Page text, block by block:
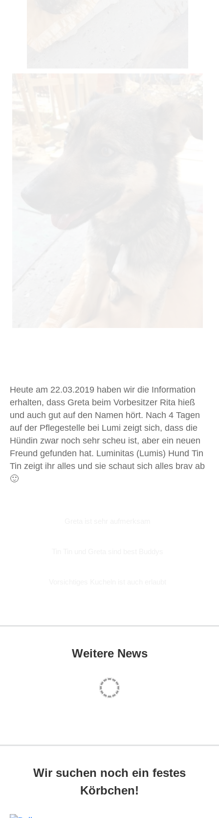
Heute am 22.03.2019 haben wir die Information
erhalten, dass Greta beim Vorbesitzer Rita hieß
und auch gut auf den Namen hört. Nach 4 Tagen
auf der Pflegestelle bei Lumi zeigt sich, dass die
Hündin zwar noch sehr scheu ist, aber ein neuen
Freund gefunden hat. Luminitas (Lumis) Hund Tin
Tin zeigt ihr alles und sie schaut sich alles brav ab
🙂
Weitere News
Wir suchen noch ein festes
Körbchen!